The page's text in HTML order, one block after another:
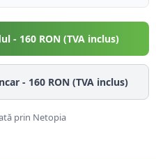
- 160RON (TVA inclus)
- 160RON (TVA inclus)
prin Netopia